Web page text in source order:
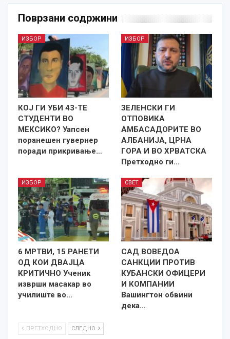
Поврзани содржини
ИЗБОР
КОЈ ГИ УБИ 43-ТЕ
СТУДЕНТИ ВО
МЕКСИКО? Уапсен
поранешен гувернер
поради прикривање…
ИЗБОР
ЗЕЛЕНСКИ ГИ
ОТПОВИКА
АМБАСАДОРИТЕ ВО
АЛБАНИЈА, ЦРНА
ГОРА И ВО ХРВАТСКА
Претходно ги…
ИЗБОР
6 МРТВИ, 15 РАНЕТИ
ОД КОИ ДВАЈЦА
КРИТИЧНО Ученик
изврши масакар во
училиште во…
СВЕТ
САД ВОВЕДОА
САНКЦИИ ПРОТИВ
КУБАНСКИ ОФИЦЕРИ
И КОМПАНИИ
Вашингтон обвини
дека…
ПРЕТХОДНО СЛЕДНО